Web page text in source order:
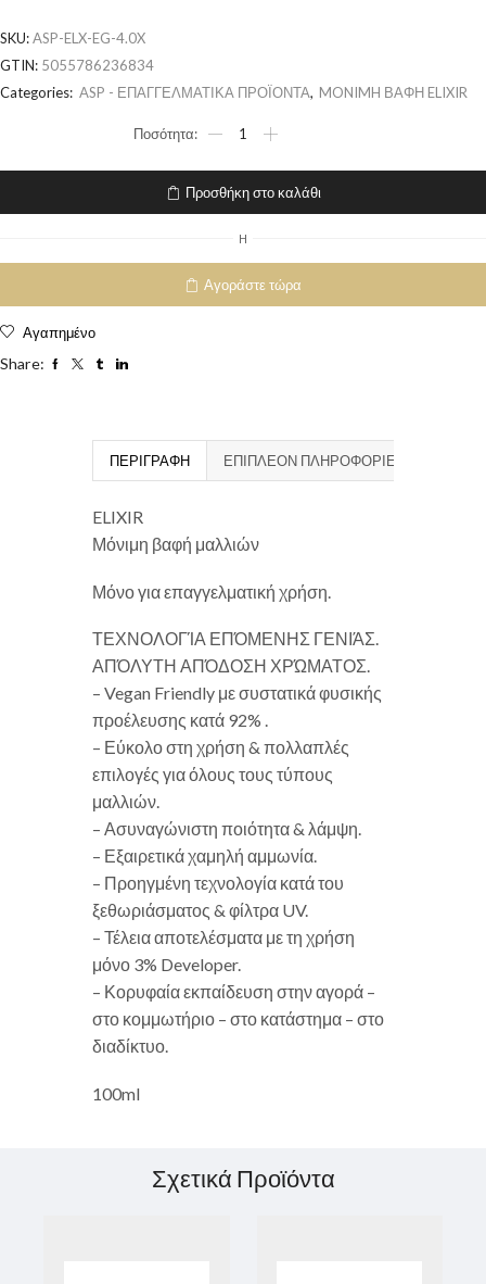
SKU:ASP-ELX-EG-4.0X
GTIN: 5055786236834
Categories: ASP - ΕΠΑΓΓΕΛΜΑΤΙΚΑ ΠΡΟΪΟΝΤΑ, MONIMH ΒΑΦΗ ELIXIR
Προσθήκη στο καλάθι
H
Αγοράστε τώρα
Αγαπημένο
Share:
ΠΕΡΙΓΡΑΦΉ ΕΠΙΠΛΈΟΝ ΠΛΗΡΟΦΟΡΊΕΣ
ELIXIR
Μόνιμη βαφή μαλλιών
Μόνο για επαγγελματική χρήση.
ΤΕΧΝΟΛΟΓΊΑ ΕΠΌΜΕΝΗΣ ΓΕΝΙΆΣ.
ΑΠΌΛΥΤΗ ΑΠΌΔΟΣΗ ΧΡΏΜΑΤΟΣ.
– Vegan Friendly με συστατικά φυσικής
προέλευσης κατά 92% .
– Εύκολο στη χρήση & πολλαπλές
επιλογές για όλους τους τύπους
μαλλιών.
– Ασυναγώνιστη ποιότητα & λάμψη.
– Εξαιρετικά χαμηλή αμμωνία.
– Προηγμένη τεχνολογία κατά του
ξεθωριάσματος & φίλτρα UV.
– Τέλεια αποτελέσματα με τη χρήση
μόνο 3% Developer.
– Κορυφαία εκπαίδευση στην αγορά –
στο κομμωτήριο – στο κατάστημα – στο
διαδίκτυο.
100ml
Σχετικά Προϊόντα